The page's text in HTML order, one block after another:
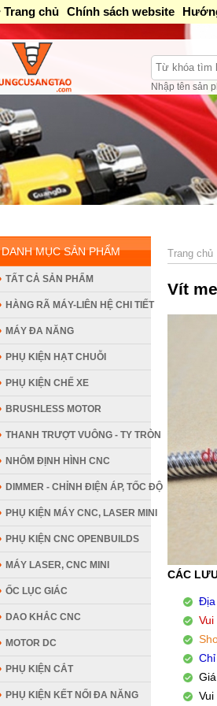
Trang chủ Chính sách website
Nhập tên sản
DANH MỤC SẢN PHẨM
TẤT CẢ SẢN PHẨM
HÀNG RÃ MÁY-LIÊN HỆ CHI TIẾT
MÁY ĐA NĂNG
PHỤ KIỆN HẠT CHUỖI
PHỤ KIỆN CHẾ XE
BRUSHLESS MOTOR
THANH TRƯỢT VUÔNG - TY TRÒN
NHÔM ĐỊNH HÌNH CNC
DIMMER - CHỈNH ĐIỆN ÁP, TỐC ĐỘ
PHỤ KIỆN MÁY CNC, LASER MINI
PHỤ KIỆN CNC OPENBUILDS
MÁY LASER, CNC MINI
ỐC LỤC GIÁC
DAO KHẮC CNC
MOTOR DC
PHỤ KIỆN CẮT
PHỤ KIỆN KẾT NỐI ĐA NĂNG
Trang chủ
Vít
CÁC
Địa
Vui